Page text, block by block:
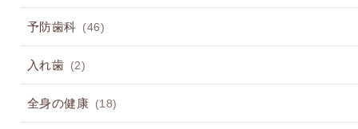
予防歯科 (46)
入れ歯 (2)
全身の健康 (18)